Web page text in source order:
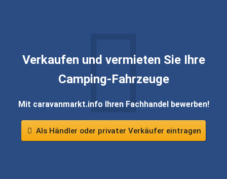
Verkaufen und vermieten Sie Ihre
Camping-Fahrzeuge
Mit caravanmarkt.info Ihren Fachhandel bewerben!
Als Händler oder privater Verkäufer eintragen